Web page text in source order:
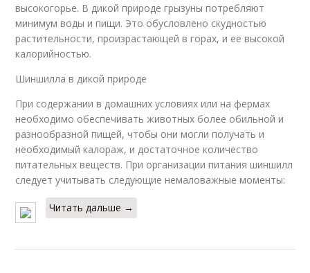
высокогорье. В дикой природе грызуны потребляют
минимум воды и пищи. Это обусловлено скудностью
растительности, произрастающей в горах, и ее высокой
калорийностью.
Шиншилла в дикой природе
При содержании в домашних условиях или на фермах
необходимо обеспечивать животных более обильной и
разнообразной пищей, чтобы они могли получать и
необходимый калораж, и достаточное количество
питательных веществ. При организации питания шиншилл
следует учитывать следующие немаловажные моменты:
Читать дальше →